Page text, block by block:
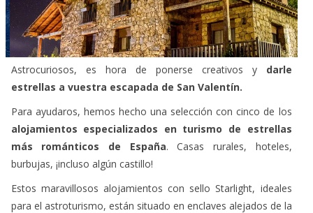
Astrocuriosos, es hora de ponerse creativos y
estrellas a vuestra escapada de San Valentín.
Para ayudaros, hemos hecho una selección con cinco de los
alojamientos especializados en turismo de estrellas
más románticos de España
. Casas rurales, hoteles,
burbujas, ¡incluso algún castillo!
Estos maravillosos alojamientos con sello Starlight, ideales